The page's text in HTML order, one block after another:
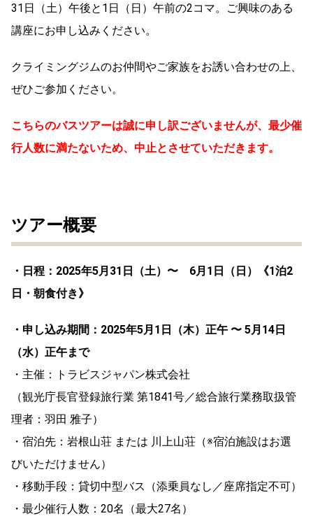
31日（土）午後と1日（日）午前の2コマ。ご興味のある
講座にお申し込みください。
クライミングジムのお仲間やご家族をお誘い合わせの上、
ぜひご参加ください。
こちらのバスツアーは誠に申し訳ございませんが、最少催
行人数に満たないため、中止とさせていただきます。
ツアー概要
・日程：2025年5月31日（土）〜 6月1日（日）《1泊2
日・朝食付き》
・申し込み期間：2025年5月1日（木）正午 〜 5月14日
（水）正午まで
・主催：トラビスジャパン株式会社
（観光庁長官登録旅行業 第1841号／総合旅行業務取扱管
理者：羽田 雅子）
・宿泊先：岩根山荘 または 川上山荘（※宿泊施設はお選
びいただけません）
・移動手段：貸切中型バス（添乗員なし／座席指定不可）
・最少催行人数：20名（最大27名）